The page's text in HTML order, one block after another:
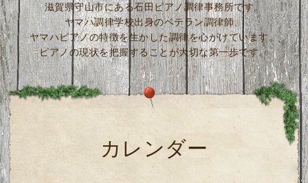
滋賀県守山市にある石田ピアノ調律事務所です。
ヤマハ調律学校出身のベテラン調律師、
ヤマハピアノの特徴を生かした調律を心がけています。
ピアノの現状を把握することが大切な第一歩です。
カレンダー